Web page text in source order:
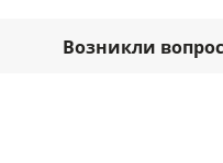
Возникли